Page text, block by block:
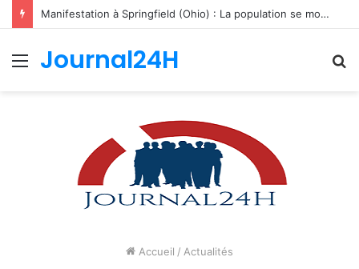
Manifestation à Springfield (Ohio) : La population se mobilise pour les Haïtiens face au TPS et aux bracelets électroniques
Menu
Journal24H
Accueil / Actualités